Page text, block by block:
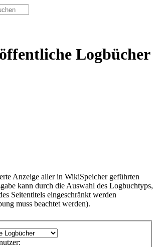
Logbücher
Anzeige aller in WikiSpeicher geführten
kann durch die Auswahl des Logbuchtyps,
Seitentitels eingeschränkt werden
muss beachtet werden).